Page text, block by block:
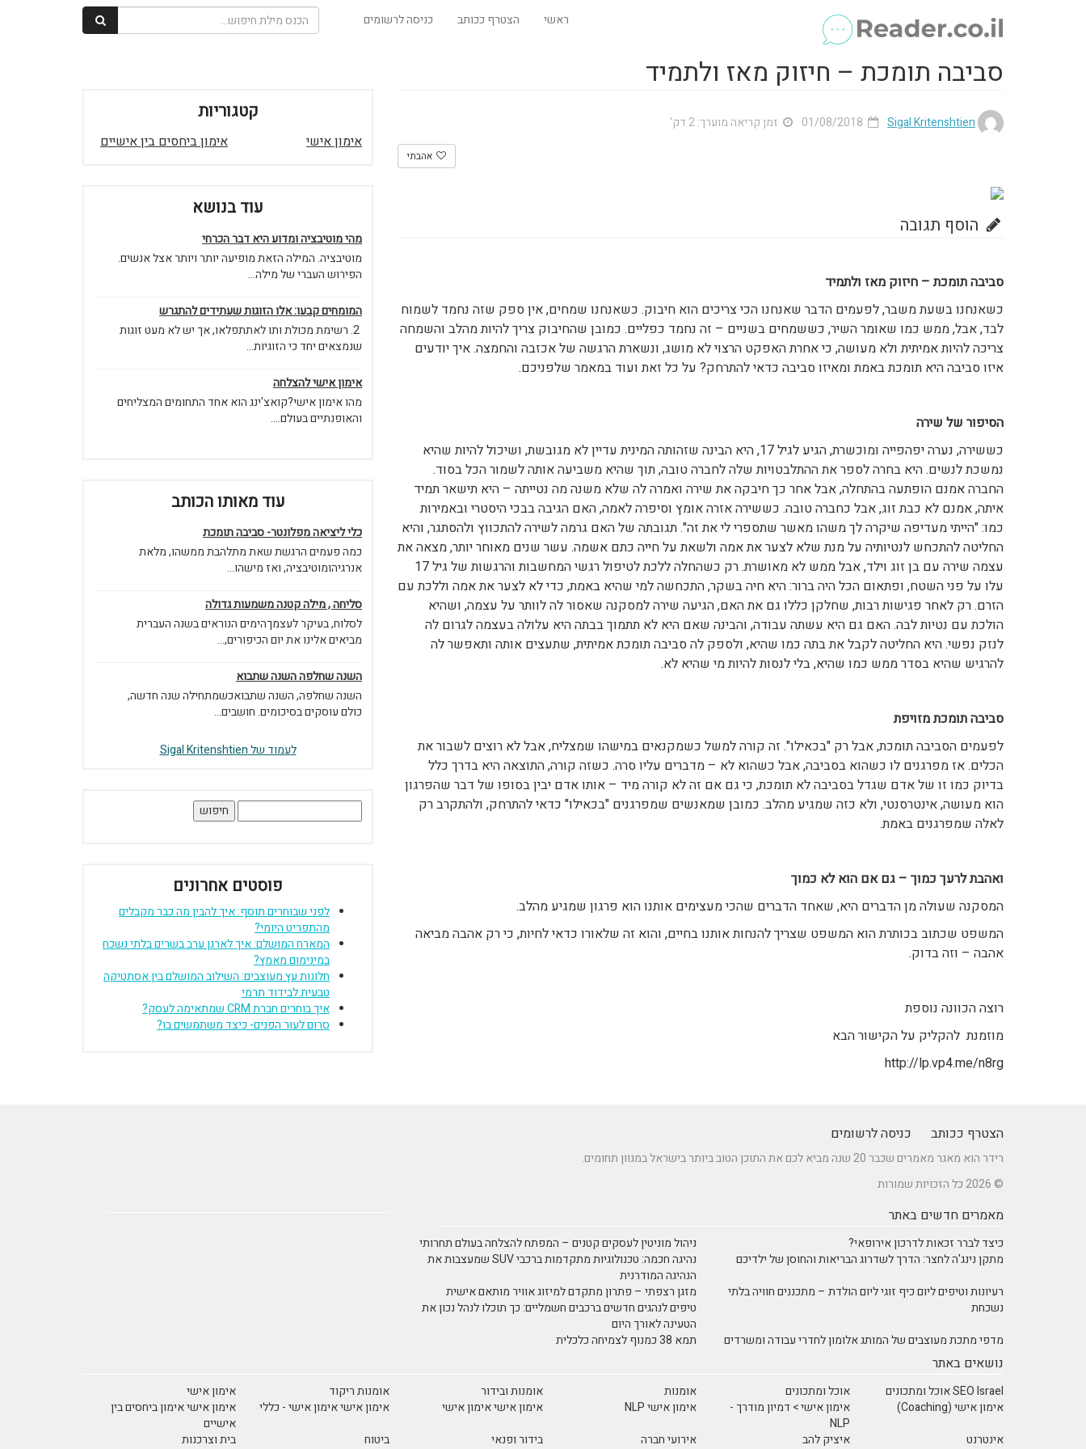
ראשי הצטרף ככותב כניסה לרשומים
סביבה תומכת – חיזוק מאז ולתמיד
Sigal Kritenshtien זמן קריאה מוערך: 2 דק'
אהבתי
סביבה תומכת – חיזוק מאז ולתמיד
כשאנחנו בשעת משבר, לפעמים הדבר שאנחנו הכי צריכים הוא חיבוק. כשאנחנו שמחים, אין ספק שזה נחמד לשמוח
לבד, אבל, ממש כמו שאומר השיר, כששמחים בשניים – זה נחמד כפליים. כמובן שהחיבוק צריך להיות מהלב והשמחה
צריכה להיות אמיתית ולא מעושה, כי אחרת האפקט הרצוי לא מושג, ונשארת הרגשה של אכזבה והחמצה. איך יודעים
איזו סביבה היא תומכת באמת ומאיזו סביבה כדאי להתרחק? על כל זאת ועוד במאמר שלפניכם.
הסיפור של שירה
כששירה, נערה יפהפייה ומוכשרת, הגיע לגיל 17, היא הבינה שזהותה המינית עדיין לא מגובשת, ושיכול להיות שהיא
נמשכת לנשים. היא בחרה לספר את ההתלבטויות שלה לחברה טובה, תוך שהיא משביעה אותה לשמור הכל בסוד.
החברה אמנם הופתעה בהתחלה, אבל אחר כך חיבקה את שירה ואמרה לה שלא משנה מה נטייתה – היא תישאר תמיד
איתה, אמנם לא כבת זוג, אבל כחברה טובה. כששירה אזרה אומץ וסיפרה לאמה, האם הגיבה בבכי היסטרי ובאמירות
כמו: "הייתי מעדיפה שיקרה לך משהו מאשר שתספרי לי את זה". תגובתה של האם גרמה לשירה להתכווץ ולהסתגר, והיא
החליטה להתכחש לנטיותיה על מנת שלא לצער את אמה ולשאת על חייה כתם אשמה. עשר שנים מאוחר יותר, מצאה את
עצמה שירה עם בן זוג וילד, אבל ממש לא מאושרת. רק כשהחלה ללכת לטיפול רגשי המחשבות והרגשות של גיל 17
עלו על פני השטח, ופתאום הכל היה ברור: היא חיה בשקר, התכחשה למי שהיא באמת, כדי לא לצער את אמה וללכת עם
הזרם. רק לאחר פגישות רבות, שחלקן כללו גם את האם, הגיעה שירה למסקנה שאסור לה לוותר על עצמה, ושהיא
הולכת עם נטיות לבה. האם גם היא עשתה עבודה, והבינה שאם היא לא תתמוך בבתה היא עלולה בעצמה לגרום לה
לנזק נפשי. היא החליטה לקבל את בתה כמו שהיא, ולספק לה סביבה תומכת אמיתית, שתעצים אותה ותאפשר לה
להרגיש שהיא בסדר ממש כמו שהיא, בלי לנסות להיות מי שהיא לא.
סביבה תומכת מזויפת
לפעמים הסביבה תומכת, אבל רק "בכאילו". זה קורה למשל כשמקנאים במישהו שמצליח, אבל לא רוצים לשבור את
הכלים. אז מפרגנים לו כשהוא בסביבה, אבל כשהוא לא – מדברים עליו סרה. כשזה קורה, התוצאה היא בדרך כלל
בדיוק כמו זו של אדם שגדל בסביבה לא תומכת, כי גם אם זה לא קורה מיד – אותו אדם יבין בסופו של דבר שהפרגון
הוא מעושה, אינטרסנטי, ולא כזה שמגיע מהלב. כמובן שמאנשים שמפרגנים "בכאילו" כדאי להתרחק, ולהתקרב רק
לאלה שמפרגנים באמת.
ואהבת לרעך כמוך – גם אם הוא לא כמוך
המסקנה שעולה מן הדברים היא, שאחד הדברים שהכי מעצימים אותנו הוא פרגון שמגיע מהלב.
המשפט שכתוב בכותרת הוא המשפט שצריך להנחות אותנו בחיים, והוא זה שלאורו כדאי לחיות, כי רק אהבה מביאה
אהבה – וזה בדוק.
רוצה הכוונה נוספת
מוזמנת להקליק על הקישור הבא
http://lp.vp4.me/n8rg
הוסף תגובה
קטגוריות
אימון אישי אימון ביחסים בין אישיים
עוד בנושא
מהי מוטיבציה ומדוע היא דבר הכרחי
מוטיבציה. המילה הזאת מופיעה יותר ויותר אצל אנשים.
הפירוש העברי של מילה...
המומחים קבעו: אלו הזוגות שעתידים להתגרש
2. רשימת מכולת ותו לאתתפלאו, אך יש לא מעט זוגות
שנמצאים יחד כי הזוגיות...
אימון אישי להצלחה
מהו אימון אישי?קואצ'ינג הוא אחד התחומים המצליחים
והאופנתיים בעולם....
עוד מאותו הכותב
כלי ליציאה מפלונטר- סביבה תומכת
כמה פעמים הרגשת שאת מתלהבת ממשהו, מלאת
אנרגיהומוטיבציה, ואז מישהו...
סליחה , מילה קטנה משמעות גדולה
לסלוח, בעיקר לעצמךהימים הנוראים בשנה העברית
מביאים אלינו את יום הכיפורים,...
השנה שחלפה השנה שתבוא
השנה שחלפה, השנה שתבואכשמתחילה שנה חדשה,
כולם עוסקים בסיכומים. חושבים...
לעמוד של Sigal Kritenshtien
פוסטים אחרונים
לפני שבוחרים תוסף: איך להבין מה כבר מקבלים
מהתפריט היומי?
המארח המושלם: איך לארגן ערב בשרים בלתי נשכח
במינימום מאמץ?
חלונות עץ מעוצבים: השילוב המושלם בין אסתטיקה
טבעית לבידוד תרמי
איך בוחרים חברת CRM שמתאימה לעסק?
סרום לעור הפנים- כיצד משתמשים בו?
הצטרף ככותב כניסה לרשומים
רידר הוא מאגר מאמרים שכבר 20 שנה מביא לכם את התוכן הטוב ביותר בישראל במגוון תחומים.
© 2026 כל הזכויות שמורות
מאמרים חדשים באתר
כיצד לברר זכאות לדרכון אירופאי?
ניהול מוניטין לעסקים קטנים – המפתח להצלחה בעולם תחרותי
מתקן נינג'ה לחצר: הדרך לשדרוג הבריאות והחוסן של ילדיכם
נהיגה חכמה: טכנולוגיות מתקדמות ברכבי SUV שמעצבות את
הנהיגה המודרנית
רעיונות וטיפים ליום כיף זוגי ליום הולדת – מתכננים חוויה בלתי
נשכחת
מזגן רצפתי – פתרון מתקדם למיזוג אוויר מותאם אישית
טיפים לנהגים חדשים ברכבים חשמליים: כך תוכלו לנהל נכון את
הטעינה לאורך היום
מדפי מתכת מעוצבים של המותג אלומון לחדרי עבודה ומשרדים
תמא 38 כמנוף לצמיחה כלכלית
נושאים באתר
SEO Israel אוכל ומתכונים אוכל ומתכונים אומנות אומנות ובידור אומנות ריקוד
אימון אישי
אימון אישי (Coaching)
אימון אישי > דמיון מודרך -
NLP
אימון אישי NLP אימון אישי אימון אישי אימון אישי אימון אישי - כללי
אימון אישי אימון ביחסים בין
אישיים
אינטרנט
איציק להב אירועי חברה בידור ופנאי ביטוח
בית וצרכנות